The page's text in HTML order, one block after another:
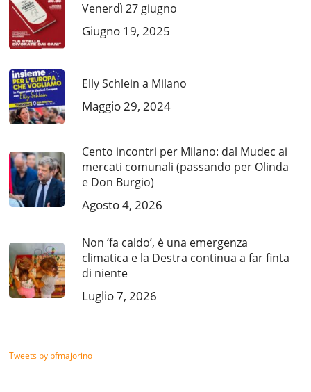
Venerdì 27 giugno
Giugno 19, 2025
Elly Schlein a Milano
Maggio 29, 2024
Cento incontri per Milano: dal Mudec ai
mercati comunali (passando per Olinda
e Don Burgio)
Agosto 4, 2026
Non ‘fa caldo’, è una emergenza
climatica e la Destra continua a far finta
di niente
Luglio 7, 2026
Tweets by pfmajorino